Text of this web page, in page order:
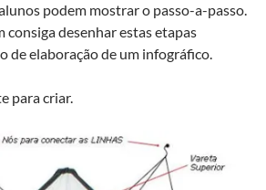
podem mostrar o passo-a-passo.
consiga desenhar estas etapas
de elaboração de um infográfico.
para criar.